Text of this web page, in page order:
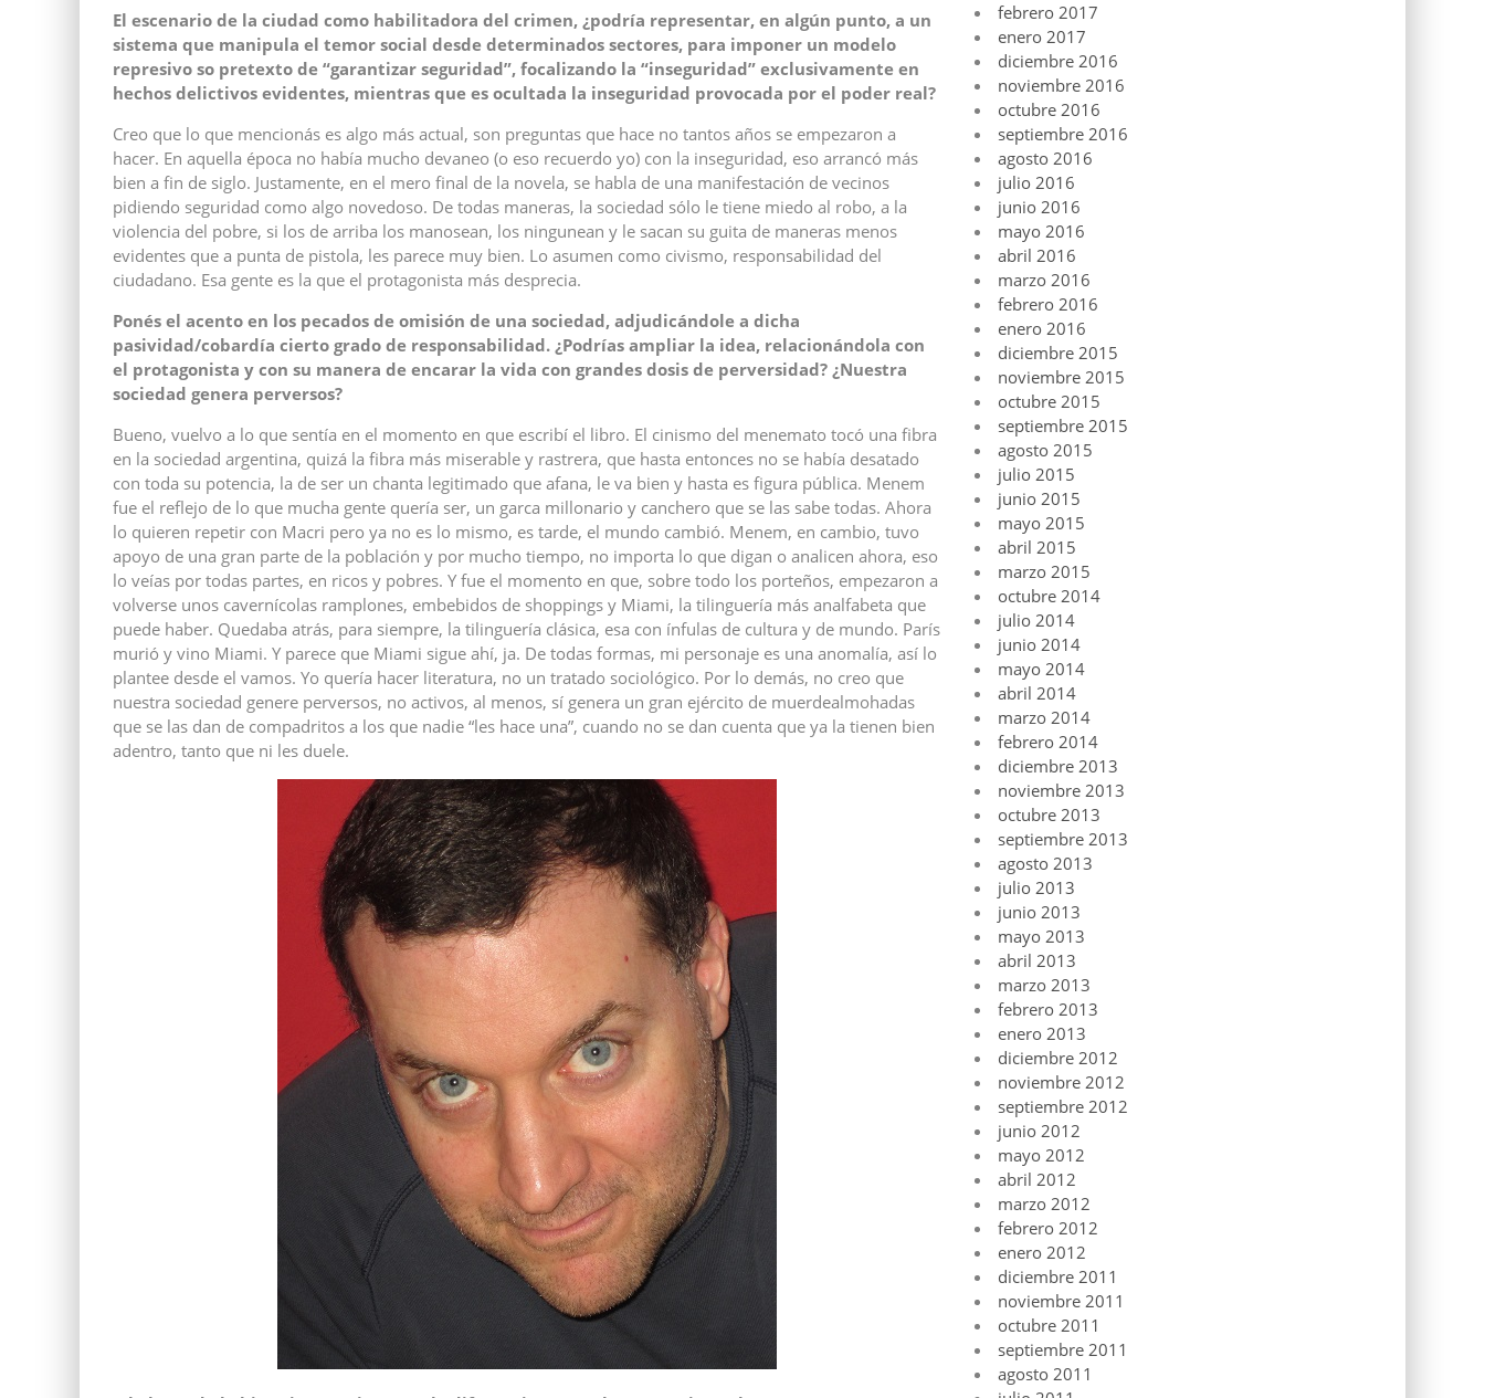
El escenario de la ciudad como habilitadora del crimen, ¿podría representar, en algún punto, a un
sistema que manipula el temor social desde determinados sectores, para imponer un modelo
represivo so pretexto de “garantizar seguridad”, focalizando la “inseguridad” exclusivamente en
hechos delictivos evidentes, mientras que es ocultada la inseguridad provocada por el poder real?
Creo que lo que mencionás es algo más actual, son preguntas que hace no tantos años se empezaron a
hacer. En aquella época no había mucho devaneo (o eso recuerdo yo) con la inseguridad, eso arrancó más
bien a fin de siglo. Justamente, en el mero final de la novela, se habla de una manifestación de vecinos
pidiendo seguridad como algo novedoso. De todas maneras, la sociedad sólo le tiene miedo al robo, a la
violencia del pobre, si los de arriba los manosean, los ningunean y le sacan su guita de maneras menos
evidentes que a punta de pistola, les parece muy bien. Lo asumen como civismo, responsabilidad del
ciudadano. Esa gente es la que el protagonista más desprecia.
Ponés el acento en los pecados de omisión de una sociedad, adjudicándole a dicha
pasividad/cobardía cierto grado de responsabilidad. ¿Podrías ampliar la idea, relacionándola con
el protagonista y con su manera de encarar la vida con grandes dosis de perversidad? ¿Nuestra
sociedad genera perversos?
Bueno, vuelvo a lo que sentía en el momento en que escribí el libro. El cinismo del menemato tocó una fibra
en la sociedad argentina, quizá la fibra más miserable y rastrera, que hasta entonces no se había desatado
con toda su potencia, la de ser un chanta legitimado que afana, le va bien y hasta es figura pública. Menem
fue el reflejo de lo que mucha gente quería ser, un garca millonario y canchero que se las sabe todas. Ahora
lo quieren repetir con Macri pero ya no es lo mismo, es tarde, el mundo cambió. Menem, en cambio, tuvo
apoyo de una gran parte de la población y por mucho tiempo, no importa lo que digan o analicen ahora, eso
lo veías por todas partes, en ricos y pobres. Y fue el momento en que, sobre todo los porteños, empezaron a
volverse unos cavernícolas ramplones, embebidos de shoppings y Miami, la tilinguería más analfabeta que
puede haber. Quedaba atrás, para siempre, la tilinguería clásica, esa con ínfulas de cultura y de mundo. París
murió y vino Miami. Y parece que Miami sigue ahí, ja. De todas formas, mi personaje es una anomalía, así lo
plantee desde el vamos. Yo quería hacer literatura, no un tratado sociológico. Por lo demás, no creo que
nuestra sociedad genere perversos, no activos, al menos, sí genera un gran ejército de muerdealmohadas
que se las dan de compadritos a los que nadie “les hace una”, cuando no se dan cuenta que ya la tienen bien
adentro, tanto que ni les duele.
febrero 2017
enero 2017
diciembre 2016
noviembre 2016
octubre 2016
septiembre 2016
agosto 2016
julio 2016
junio 2016
mayo 2016
abril 2016
marzo 2016
febrero 2016
enero 2016
diciembre 2015
noviembre 2015
octubre 2015
septiembre 2015
agosto 2015
julio 2015
junio 2015
mayo 2015
abril 2015
marzo 2015
octubre 2014
julio 2014
junio 2014
mayo 2014
abril 2014
marzo 2014
febrero 2014
diciembre 2013
noviembre 2013
octubre 2013
septiembre 2013
agosto 2013
julio 2013
junio 2013
mayo 2013
abril 2013
marzo 2013
febrero 2013
enero 2013
diciembre 2012
noviembre 2012
septiembre 2012
junio 2012
mayo 2012
abril 2012
marzo 2012
febrero 2012
enero 2012
diciembre 2011
noviembre 2011
octubre 2011
septiembre 2011
agosto 2011